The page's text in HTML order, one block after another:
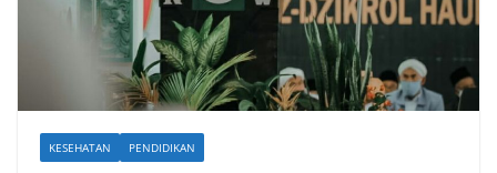
KESEHATAN PENDIDIKAN